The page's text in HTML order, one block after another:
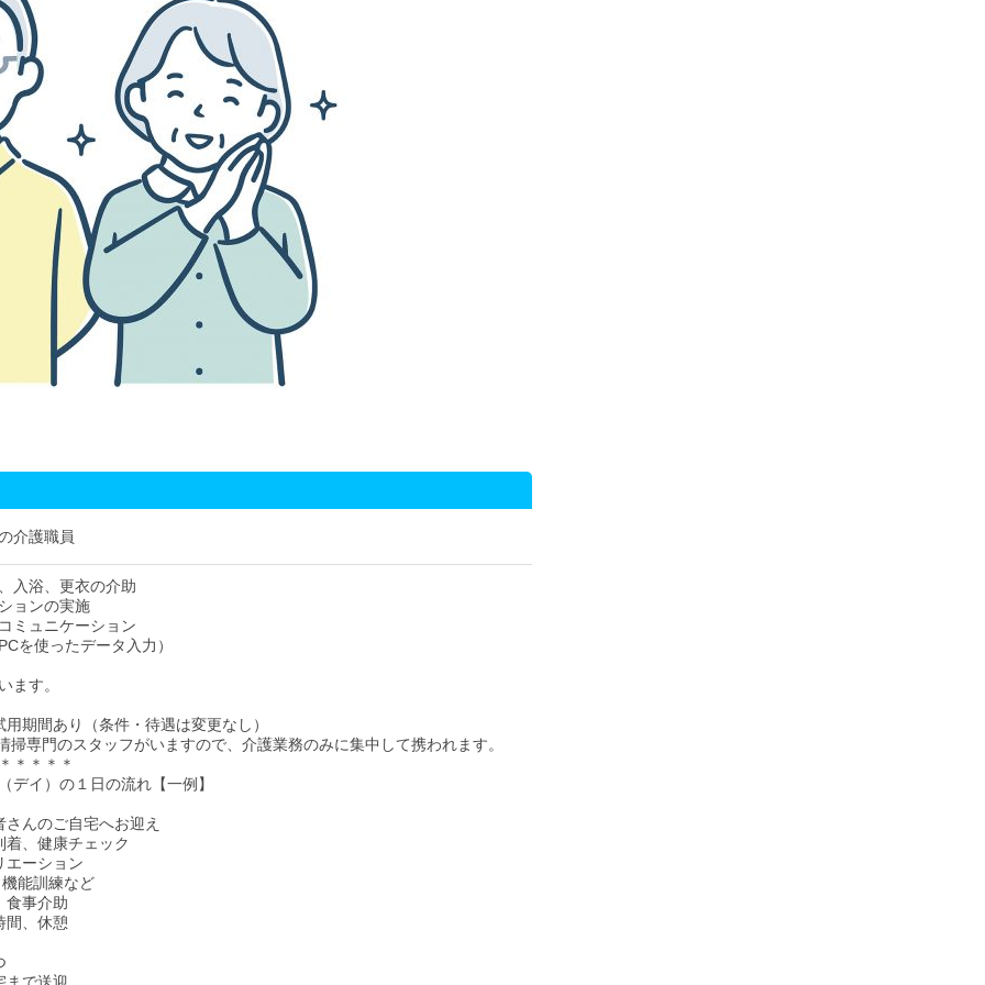
介護職員
入浴、更衣の介助
ョンの実施
ミュニケーション
を使ったデータ入力）
ます。
期間あり（条件・待遇は変更なし）
掃専門のスタッフがいますので、介護業務のみに集中して携われます。
＊＊＊＊
デイ）の１日の流れ【一例】
んのご自宅へお迎え
着、健康チェック
エーション
能訓練など
食事介助
間、休憩
まで送迎